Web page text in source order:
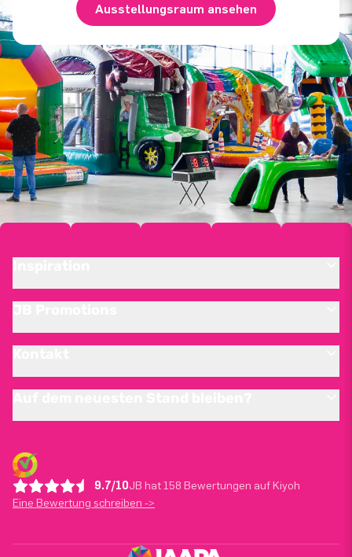
Ausstellungsraum ansehen
9.7/10JB hat 158 Bewertungen auf Kiyoh
Eine Bewertung schreiben ->